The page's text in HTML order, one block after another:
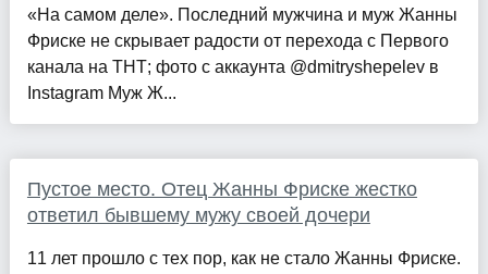
«На самом деле». Последний мужчина и муж Жанны
Фриске не скрывает радости от перехода с Первого
канала на ТНТ; фото с аккаунта @dmitryshepelev в
Instagram Муж Ж...
Пустое место. Отец Жанны Фриске жестко
ответил бывшему мужу своей дочери
11 лет прошло с тех пор, как не стало Жанны Фриске.